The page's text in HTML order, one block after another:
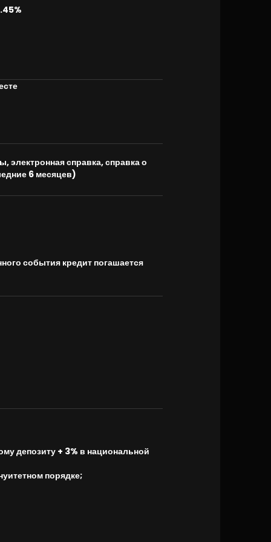
справка, справка о
6 месяцев)
события кредит погашается
депозиту + 3% в национальной
порядке;